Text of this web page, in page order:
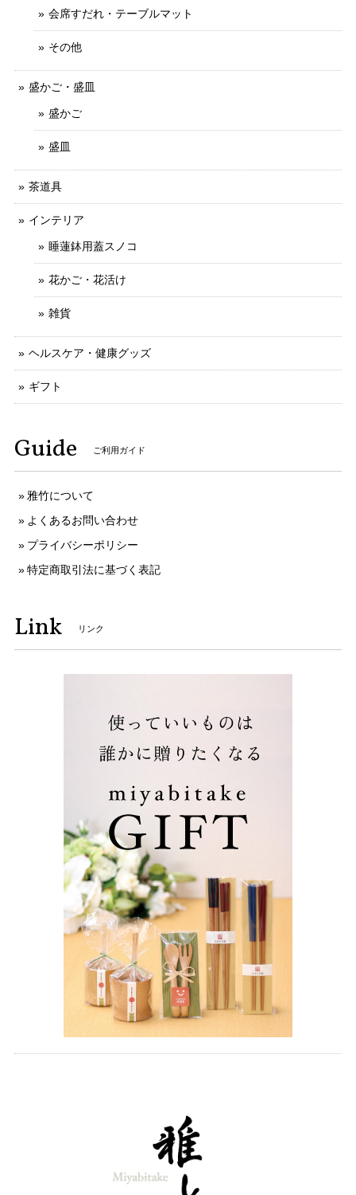
会席すだれ・テーブルマット
その他
盛かご・盛皿
盛かご
盛皿
茶道具
インテリア
睡蓮鉢用蓋スノコ
花かご・花活け
雑貨
ヘルスケア・健康グッズ
ギフト
Guide ご利用ガイド
雅竹について
よくあるお問い合わせ
プライバシーポリシー
特定商取引法に基づく表記
Link リンク